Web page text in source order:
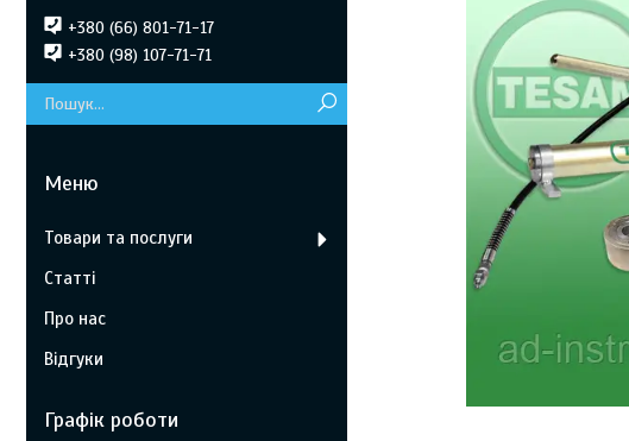
+380 (66) 801-71-17
+380 (98) 107-71-71
Товари та послуги
Статті
Про нас
Відгуки
Графік роботи